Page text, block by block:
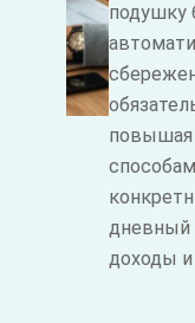
подушку
повышая
дневный
доходы